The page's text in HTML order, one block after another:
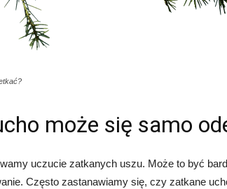
może się samo
uczucie zatkanych uszu. Może to być
Często zastanawiamy się, czy zatkane